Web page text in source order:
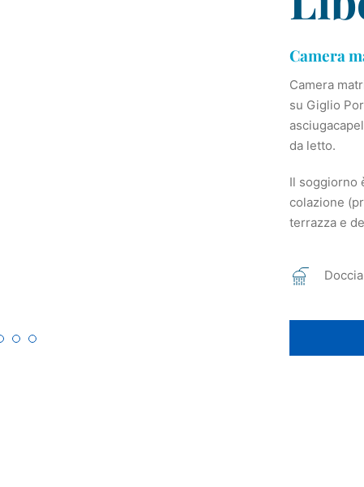
Camera
Camera
su Giglio
da letto.
Il soggiorno
colazione
terrazza e